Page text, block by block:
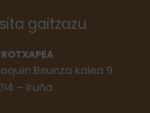
gaitzazu
Beunza kalea 9
– Iruña